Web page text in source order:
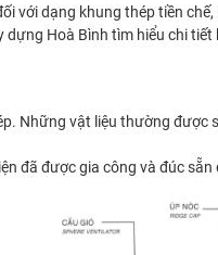
với dạng khung thép tiền
Hoà Bình tìm hiểu chi
Những vật liệu thường được
đã được gia công và đúc sẵn